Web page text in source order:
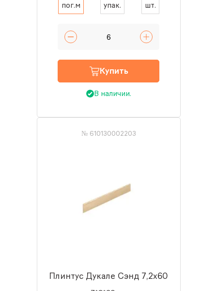
пог.м упак. шт.
Купить
В наличии.
№ 610130002203
Плинтус Дукале Сэнд 7,2x60